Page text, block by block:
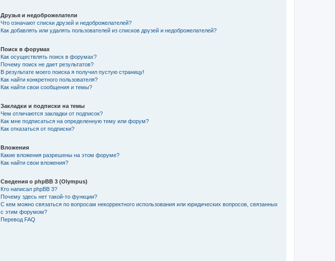
Друзья и недоброжелатели
Что означают списки друзей и недоброжелателей?
Как добавлять или удалять пользователей из списков друзей и недоброжелателей?
Поиск в форумах
Как осуществлять поиск в форумах?
Почему поиск не дает результатов?
В результате моего поиска я получил пустую страницу!
Как найти конкретного пользователя?
Как найти свои сообщения и темы?
Закладки и подписки на темы
Чем отличаются закладки от подписок?
Как мне подписаться на определенную тему или форум?
Как отказаться от подписки?
Вложения
Какие вложения разрешены на этом форуме?
Как найти свои вложения?
Сведения о phpBB 3 (Olympus)
Кто написал phpBB 3?
Почему здесь нет такой-то функции?
С кем можно связаться по вопросам некорректного использования или юридических вопросов, связанных
с этим форумом?
Перевод FAQ